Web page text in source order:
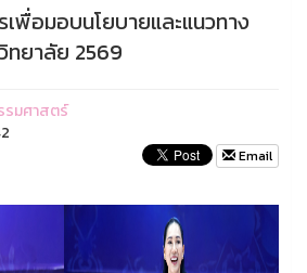
พื่อมอบนโยบายและแนวทาง
ทยาลัย 2569
รมศาสตร์
Email